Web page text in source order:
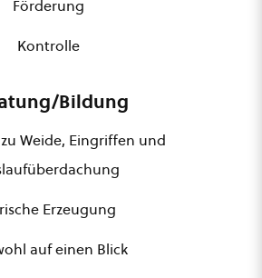
Förderung
Kontrolle
Bildung
Weide, Eingriffen und
Erzeugung
auf einen Blick